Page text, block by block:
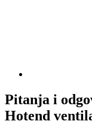
Pitanja i
Hotend